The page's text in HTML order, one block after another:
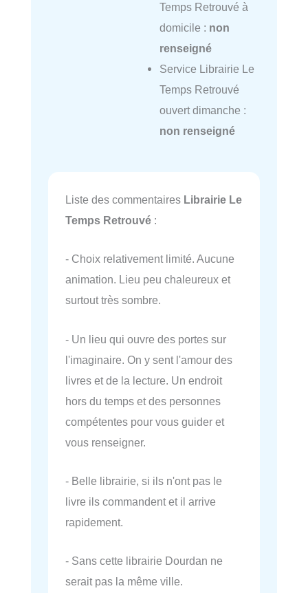
Temps Retrouvé à
domicile : non
renseigné
Service Librairie Le
Temps Retrouvé
ouvert dimanche :
non renseigné
Liste des commentaires Librairie Le
Temps Retrouvé :
- Choix relativement limité. Aucune
animation. Lieu peu chaleureux et
surtout très sombre.
- Un lieu qui ouvre des portes sur
l'imaginaire. On y sent l'amour des
livres et de la lecture. Un endroit
hors du temps et des personnes
compétentes pour vous guider et
vous renseigner.
- Belle librairie, si ils n'ont pas le
livre ils commandent et il arrive
rapidement.
- Sans cette librairie Dourdan ne
serait pas la même ville.